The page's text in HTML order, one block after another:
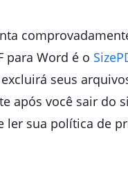
para Word é o
seus
após você sair do
ler sua política de